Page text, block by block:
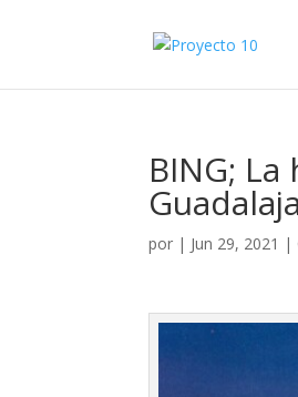
BING;
por | Jun 29, 2021 |